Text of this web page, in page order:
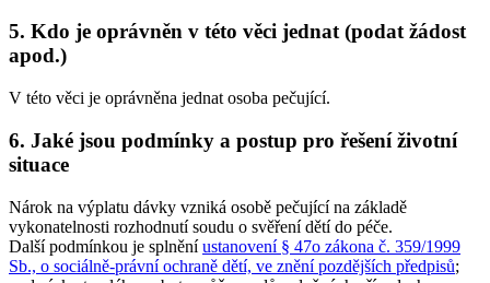
5. Kdo je oprávněn v této věci jednat (podat žádost
apod.)
V této věci je oprávněna jednat osoba pečující.
6. Jaké jsou podmínky a postup pro řešení životní
situace
Nárok na výplatu dávky vzniká osobě pečující na základě
vykonatelnosti rozhodnutí soudu o svěření dětí do péče.
Další podmínkou je splněníustanovení § 47o zákona č. 359/1999
Sb., o sociálně-právní ochraně dětí, ve znění pozdějších předpisů;